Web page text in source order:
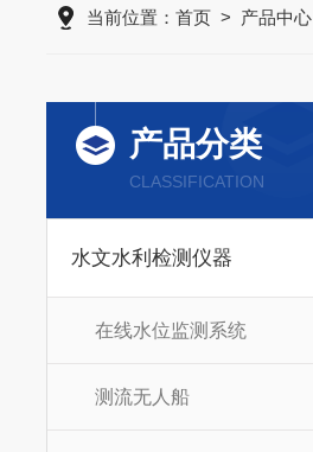
当前位置： 首页 > 产品中心
产品分类
CLASSIFICATION
水文水利检测仪器
在线水位监测系统
测流无人船